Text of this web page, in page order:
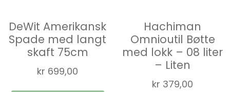
DeWit Amerikansk
Spade med langt
skaft 75cm
kr 699,00
Hachiman
Omnioutil Bøtte
med lokk – 08 liter
– Liten
kr 379,00